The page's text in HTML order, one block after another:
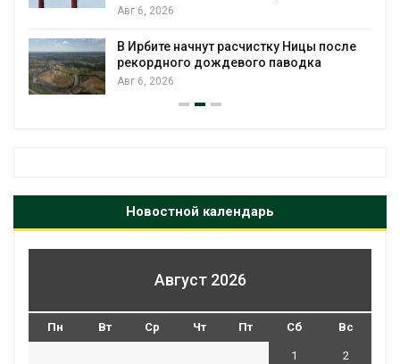
Ницы после
паводка
для охраны израильской
Авг 5, 2026
Новостной календарь
Август 2026
Пн Вт Ср Чт Пт Сб Вс
1 2